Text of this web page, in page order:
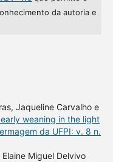
da autoria e
Jaqueline Carvalho e
weaning in the light
da UFPI: v. 8 n.
Miguel Delvivo